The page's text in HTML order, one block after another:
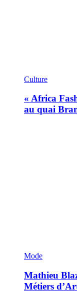
Culture
« Africa
au quai
Mode
Mathieu
Métiers